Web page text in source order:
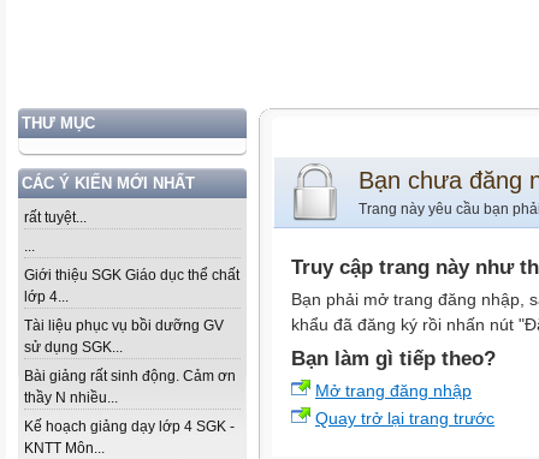
THƯ MỤC
CÁC Ý KIẾN MỚI NHẤT
rất tuyệt...
...
Giới thiệu SGK Giáo dục thể chất
lớp 4...
Tài liệu phục vụ bồi dưỡng GV
sử dụng SGK...
Bài giảng rất sinh động. Cảm ơn
thầy N nhiều...
Kế hoạch giảng dạy lớp 4 SGK -
KNTT Môn...
Bạn chưa đăng
Trang này yêu cầu bạn
Truy cập trang này như
Bạn phải mở trang đăng nhập,
khẩu đã đăng ký rồi nhấn nút
Bạn làm gì tiếp theo?
Mở trang đăng nhập
Quay trở lại trang trước